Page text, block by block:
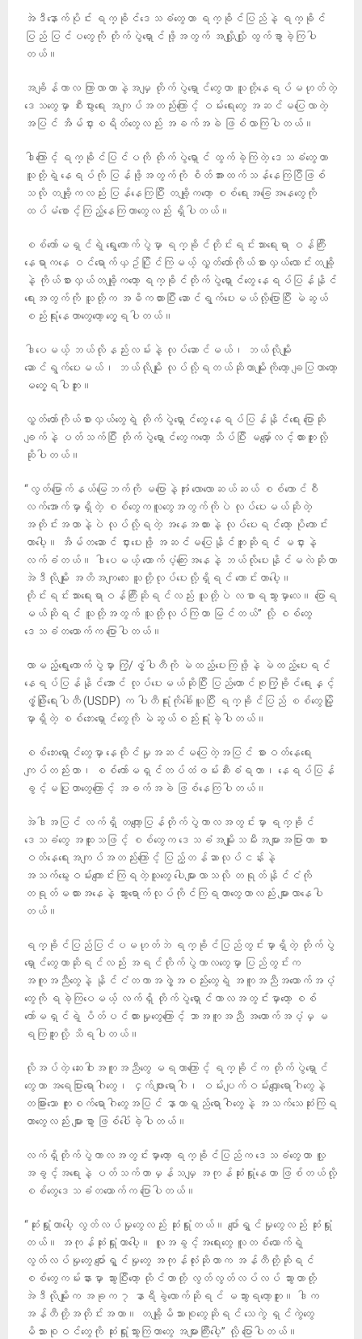
အဲဒီနောက်ပိုင်း ရက္ခိုင်ဒေသခံတွေဟာ ရက္ခိုင်ပြည်နဲ့ ရက္ခိုင်
ပြည် ပြင်ပတွေကို တိုက်ပွဲရှောင်ဖို့အတွက် အလျှိုလျှို ထွက်ခွာခဲ့ကြပါ
တယ်။
အချိန်ကာလ ကြာလာတာနဲ့အမျှ တိုက်ပွဲရှောင်တွေဟာ သူတို့နေရပ်မဟုတ်တဲ့
ဒေသတွေမှာ စီးပွားရေး အကျပ်အတည်းကြောင့် ဝမ်းရေးတွေ အဆင်မပြေလာတဲ့
အပြင် အိမ်ငှားစရိတ်တွေလည်း အခက်အခဲ ဖြစ်လာကြပါတယ်။
ဒါကြောင့် ရက္ခိုင်ပြင်ပကို တိုက်ပွဲရှောင် ထွက်ခဲ့ကြတဲ့ ဒေသခံတွေဟာ
သူတို့ရဲ့ နေရပ်ကို ပြန်ဖို့အတွက်ကို စိတ်အားထက်သန်နေကြပြီဖြစ်
သလို တချို့ကလည်း ပြန်နေကြပြီး တချို့ကတော့ စစ်ရေးအခြေအနေတွေကို
ထပ်မံစောင့်ကြည့်နေကြတာတွေလည်း ရှိပါတယ်။
စစ်ကော်မရှင်ရဲ့ ရွေးကောက်ပွဲမှာ ရက္ခိုင်တိုင်းရင်းသားရေးရာ ဝန်ကြီး
နေရာကနေ ဝင်ရောက်ယှဥ်ပြိုင်ကြမယ့် လွှတ်တော်ကိုယ်စားလှယ်လောင်းတချို့
နဲ့ ကိုယ်စားလှယ်တချို့ကတော့ ရက္ခိုင်တိုက်ပွဲရှောင်တွေ နေရပ်ပြန်နိုင်
ရေးအတွက်ကို သူတို့က အဓိကထားပြီး ဆောင်ရွက်ပေးမယ်လို့ပြောပြီး မဲဆွယ်
စည်းရုံးနေတာတွေတော့ တွေ့ရပါတယ်။
ဒါပေမယ့် ဘယ်လိုနည်းလမ်းနဲ့ လုပ်ဆောင်မယ်၊ ဘယ်လိုမျိုး
ဆောင်ရွက်ပေးမယ်၊ ဘယ်လိုမျိုး လုပ်လို့ရတယ်ဆိုတာမျိုးကိုတော့ ချပြတာတော့
မတွေ့ရပါဘူး။
လွှတ်တော်ကိုယ်စားလှယ်တွေရဲ့ တိုက်ပွဲရှောင်တွေ နေရပ်ပြန်နိုင်ရေး ပြောဆို
ချက်နဲ့ ပတ်သက်ပြီး တိုက်ပွဲရှောင်တွေကတော့ သိပ်ပြီး မမျှော်လင့်ထားဘူးလို့
ဆိုပါတယ်။
“လွတ်မြောက်နယ်မြေဘက်ကို မပြောနဲ့အုံး လောလောဆယ်ဆယ် စစ်ကောင်စီ
လက်အောက်မှာရှိတဲ့ စစ်တွေကလူတွေအတွက်ကိုပဲ လုပ်ပေးမယ်ဆိုတဲ့
အတိုင်းအတာနဲ့ပဲ လုပ်လို့ရတဲ့ အနေအထားနဲ့ လုပ်ပေးရင်တော့ ပိုကောင်း
တာပေါ့။ အိမ်တဆောင် ငှားပေးဖို့ အဆင်မပြေနိုင်ဘူးဆိုရင် မငှားနဲ့
လက်ခံတယ်။ ဒါပေမယ့် ထောက်ပံ့ကြေးအနေနဲ့ ဘယ်လိုပေးနိုင်မလဲဆိုတာ
အဲဒီလိုမျိုး အတိအကျလေး သူတို့လုပ်ပေးလို့ရှိရင် ကောင်းတာပေါ့။
တိုင်းရင်းသားရေးရာဝန်ကြီးဆိုရင်လည်း သူတို့ပဲ လစာရသွားမှာလေ။ ပြောရ
မယ်ဆိုရင် သူတို့အတွက် သူတို့လုပ်ကြတာ မြင်တယ်” လို့ စစ်တွေ
ဒေသခံတယောက်က ပြောပါတယ်။
လာမည့်ရွေးကောက်ပွဲမှာ ကြံ့/ဖွံ့ပါတီကို မဲထည့်ပေးကြဖို့နဲ့ မဲထည့်ပေးရင်
နေရပ်ပြန်နိုင်အောင် လုပ်ပေးမယ်ဆိုပြီး ပြည်ထောင်စုကြံ့ခိုင်ရေးနှင့်
ဖွံ့ဖြိုးရေးပါတီ (USDP) က ပါတီရုံးကိုခေါ်ယူပြီး ရက္ခိုင်ပြည် စစ်တွေမြို့
မှာရှိတဲ့ စစ်ဘေးရှောင်တွေကို မဲဆွယ်စည်းရုံးခဲ့ပါတယ်။
စစ်ဘေးရှောင်တွေမှာ နေထိုင်မှုအဆင်မပြေတဲ့အပြင် စားဝတ်နေရေး
ကျပ်တည်းတာ၊ စစ်ကော်မရှင်တပ်ထံဖမ်းဆီးခံရတာ၊ နေရပ်ပြန်
ခွင့်မပြုတာတွေကြောင့် အခက်အခဲ ဖြစ်နေကြပါတယ်။
အဲဒါအပြင် လက်ရှိ တကျော့ပြန်တိုက်ပွဲကာလအတွင်းမှာ ရက္ခိုင်
ဒေသခံတွေ အထူးသဖြင့် စစ်တွေက ဒေသခံအမျိုးသမီးအများအပြားဟာ စား
ဝတ်နေရေးအကျပ်အတည်းကြောင့် ပြည့်တန်ဆာလုပ်ငန်းနဲ့
အသက်မွေးဝမ်းကျောင်းကြရတဲ့သူတွေ ပေါများလာသလို တရုတ်နိုင်ငံကို
တရုတ်မယားအနေနဲ့ သွားရောက်လုပ်ကိုင်ကြရတာတွေဟာလည်း များလာနေပါ
တယ်။
ရက္ခိုင်ပြည်ပြင်ပမဟုတ်ဘဲ ရက္ခိုင်ပြည်တွင်းမှာရှိတဲ့ တိုက်ပွဲ
ရှောင်တွေဟာဆိုရင်လည်း အရင်တိုက်ပွဲကာလတွေမှာ ပြည်တွင်းက
အကူအညီတွေနဲ့ နိုင်ငံတကာအဖွဲ့အစည်းတွေရဲ့ အကူအညီအထောက်အပံ့
တွေကို ရခဲ့ကြပေမယ့် လက်ရှိ တိုက်ပွဲရှောင်ကာလအတွင်းမှာတော့ စစ်
ကော်မရှင်ရဲ့ ပိတ်ပင်ထားမှုတွေကြောင့် ဘာအကူအညီ အထောက်အပံ့မှ မ
ရကြဘူးလို့ သိရပါတယ်။
လိုအပ်တဲ့ ဆေးဝါးအကူအညီတွေ မရတာကြောင့် ရက္ခိုင်က တိုက်ပွဲရှောင်
တွေဟာ အရေပြားရောဂါတွေ၊ ငှက်ဖျားရောဂါ၊ ဝမ်းပျက်ဝမ်းလျှောရောဂါတွေနဲ့
တခြားသော ကူးစက်ရောဂါတွေအပြင် နာတာရှည်ရောဂါတွေနဲ့ အသက်သေဆုံးကြရ
တာတွေလည်း များစွာ ဖြစ်ပေါ်ခဲ့ပါတယ်။
လက်ရှိတိုက်ပွဲကာလအတွင်းမှာတော့ ရက္ခိုင်ပြည်က ဒေသခံတွေဟာ လူ့
အခွင့်အရေးနဲ့ ပတ်သက်တာမှန်သမျှ အကုန်ဆုံးရှုံးနေတာ ဖြစ်တယ်လို့
စစ်တွေဒေသခံတယောက်က ပြောပါတယ်။
“ဆုံးရှုံးတာပေါ့ လွတ်လပ်မှုတွေလည်း ဆုံးရှုံးတယ်။ ပျော်ရွှင်မှုတွေလည်း ဆုံးရှုံး
တယ်။ အကုန်ဆုံးရှုံးတာပေါ့။ လူအခွင့်အရေးတွေ လူတစ်ယောက်ရဲ့
လွတ်လပ်မှုတွေ ပျော်ရွှင်မှုတွေ အကုန်လုံးဆိုတာက အန်တီတို့ဆိုရင်
စစ်တွေကမ်းနားမှာ သွားပြီးတော့ ထိုင်တာတို့ လွတ်လွတ်လပ်လပ် သွားတာတို့
အဲဒီလိုမျိုးက အခုက ၇ နာရီခွဲလောက်ဆိုရင် မသွားရတော့ဘူး။ ဒါက
အန်တီတို့အတိုင်းအတာ။ တချို့မိသားစုတွေဆိုရင် သေကွဲ ရှင်ကွဲတွေ
မိသားစုဝင်တွေကို ဆုံးရှုံးသွားကြတာတွေ အများကြီးပေါ့” လို့ ပြောပါတယ်။